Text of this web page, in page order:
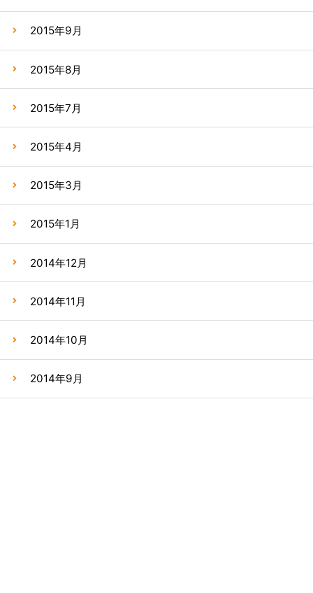
2015年9月
2015年8月
2015年7月
2015年4月
2015年3月
2015年1月
2014年12月
2014年11月
2014年10月
2014年9月